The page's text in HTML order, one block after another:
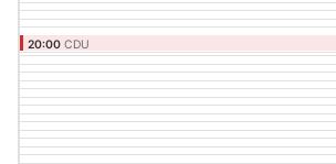
20:00 CDU
CDU-Treff / mitgliederoffene Fraktionssitzung